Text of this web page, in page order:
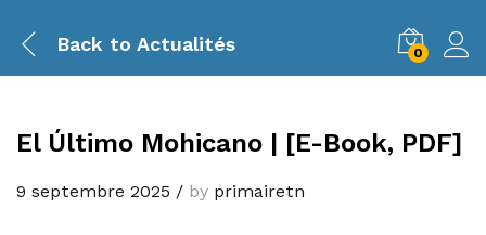
Back to Actualités 0
El Último Mohicano | [E-Book, PDF]
9 septembre 2025 / by primairetn